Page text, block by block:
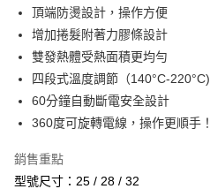
悠遊付
ATM付款
運送方式
7-11取貨付款
頂端防燙設計，操作方便
增加捲髮附著力膠條設計
雙發熱體受熱面積更均勻
四段式溫度調節（140°C-220°C)
60分鐘自動斷電安全設計
360度可旋轉電線，操作更順手！
銷售重點
型號尺寸：25 / 28 / 32